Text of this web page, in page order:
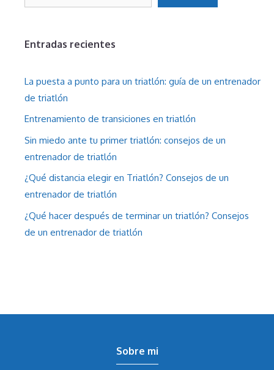
Entradas recientes
La puesta a punto para un triatlón: guía de un entrenador
de triatlón
Entrenamiento de transiciones en triatlón
Sin miedo ante tu primer triatlón: consejos de un
entrenador de triatlón
¿Qué distancia elegir en Triatlón? Consejos de un
entrenador de triatlón
¿Qué hacer después de terminar un triatlón? Consejos
de un entrenador de triatlón
Sobre mi